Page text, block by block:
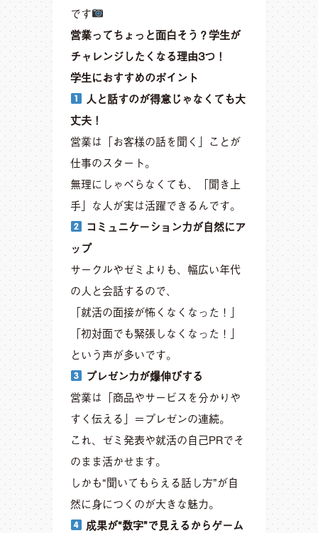
です
営業ってちょっと面白そう？学生が
チャレンジしたくなる理由3つ！
学生におすすめのポイント
人と話すのが得意じゃなくても大
丈夫！
営業は「お客様の話を聞く」ことが
仕事のスタート。
無理にしゃべらなくても、「聞き上
手」な人が実は活躍できるんです。
コミュニケーション力が自然にア
ップ
サークルやゼミよりも、幅広い年代
の人と会話するので、
「就活の面接が怖くなくなった！」
「初対面でも緊張しなくなった！」
という声が多いです。
プレゼン力が爆伸びする
営業は「商品やサービスを分かりや
すく伝える」＝プレゼンの連続。
これ、ゼミ発表や就活の自己PRでそ
のまま活かせます。
しかも“聞いてもらえる話し方”が自
然に身につくのが大きな魅力。
成果が“数字”で見えるからゲーム